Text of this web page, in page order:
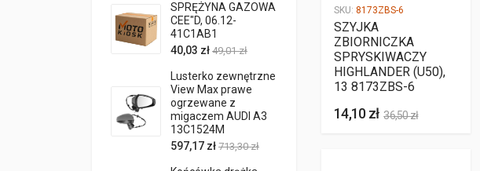
SPRĘŻYNA GAZOWA
CEE"D, 06.12-
41C1AB1
40,03 zł 49,01 zł
Lusterko zewnętrzne
View Max prawe
ogrzewane z
migaczem AUDI A3
13C1524M
597,17 zł 713,30 zł
SKU: 8173ZBS-6
SZYJKA
ZBIORNICZKA
SPRYSKIWACZY
HIGHLANDER (U50),
13 8173ZBS-6
14,10 zł 36,50 zł